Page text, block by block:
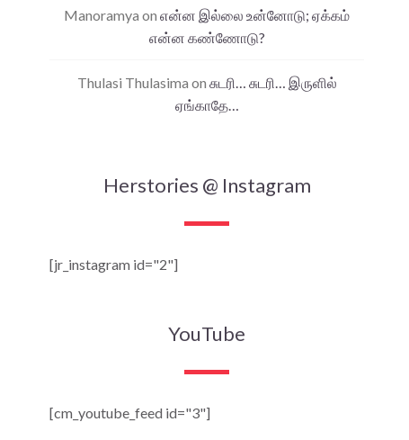
Manoramya on என்ன இல்லை உன்னோடு; ஏக்கம்
என்ன கண்ணோடு?
Thulasi Thulasima on சுடரி… சுடரி… இருளில்
ஏங்காதே…
Herstories @ Instagram
[jr_instagram id="2"]
YouTube
[cm_youtube_feed id="3"]